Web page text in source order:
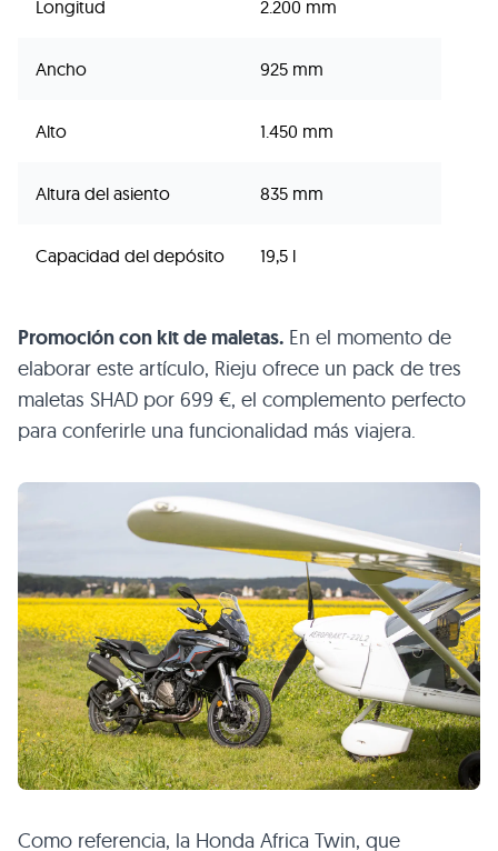
Longitud 2.200 mm
Ancho 925 mm
Alto 1.450 mm
Altura del asiento 835 mm
Capacidad del depósito 19,5 l
Promoción con kit de maletas. En el momento de
elaborar este artículo, Rieju ofrece un pack de tres
maletas SHAD por 699 €, el complemento perfecto
para conferirle una funcionalidad más viajera.
Como referencia, la Honda Africa Twin, que